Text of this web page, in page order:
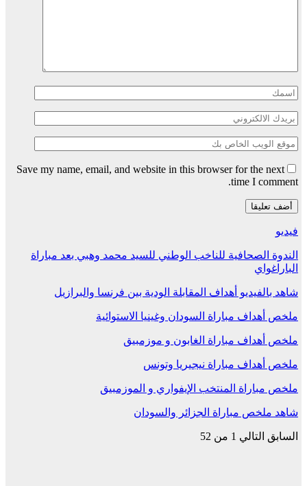
Save my name, email, and website in this browser for the next
time I comment.
فيديو
الندوة الصحافية للناخب الوطني للسيد محمد وهبي بعد مباراة
الباراغواي
شاهد بالفيديو أهداف المقابلة الودية بين فرنسا والبرازيل
ملخص أهداف مباراة السودان وغينيا الاستوائية
ملخص أهداف مباراة الغابون و موزمبيق
ملخص أهداف مباراة نيجيريا وتونس
ملخص مباراة المنتخب الإيفواري و الموزمبيق
شاهد ملخص مباراة الجزائر والسودان
السابق التالي 1 من 52